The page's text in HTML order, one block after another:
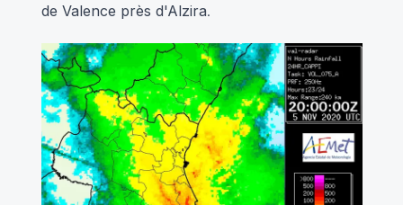
de Valence près d'Alzira.